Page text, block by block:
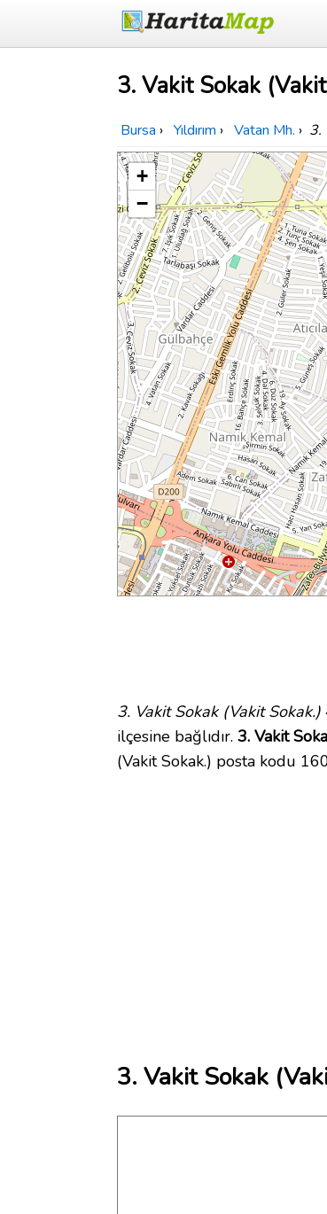
3. Vakit Sokak
Bursa › Yıldırım › Vatan Mh. › 3.
+
−
3. Vakit Sokak (Vakit Sokak.)
ilçesine bağlıdır. 3. Vakit
(Vakit Sokak.) posta kodu
3. Vakit Sokak